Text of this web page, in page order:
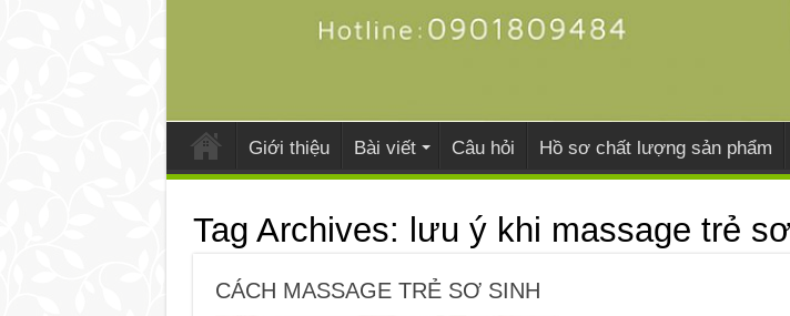
Giới thiệu Bài viết Câu hỏi Hồ sơ chất lượng sản phẩm
Tag Archives: lưu ý khi massage trẻ
CÁCH MASSAGE TRẺ SƠ SINH